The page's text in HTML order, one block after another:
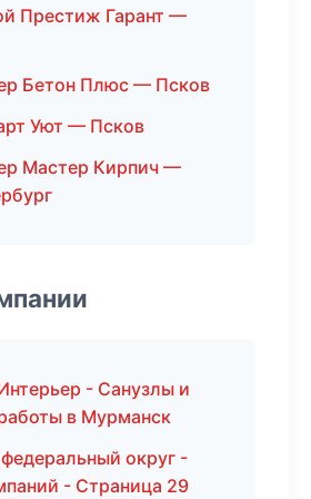
Престиж Гарант —
Бетон Плюс — Псков
Уют — Псков
Мастер Кирпич —
- Санузлы и
в Мурманск
округ -
- Страница 29